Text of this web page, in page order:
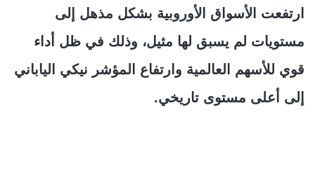
ارتفعت الأسواق الأوروبية بشكل مذهل إلى
مستويات لم يسبق لها مثيل، وذلك في ظل أداء
قوي للأسهم العالمية وارتفاع المؤشر نيكي الياباني
إلى أعلى مستوى تاريخي.